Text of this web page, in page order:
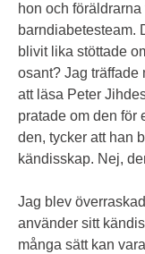
hon och
barndiabetesteam.
blivit lika stöttade
osant? Jag träffade
att läsa Peter
pratade om den för
den, tycker att han
kändisskap. Nej,
Jag blev
använder sitt
många sätt kan